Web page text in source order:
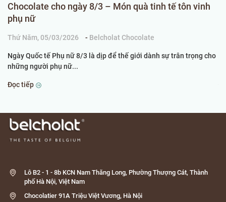
Chocolate cho ngày 8/3 – Món quà tinh tế tôn vinh
phụ nữ
Thứ Năm, 05/03/2026 - Belcholat Chocolate
Ngày Quốc tế Phụ nữ 8/3 là dịp để thế giới dành sự trân trọng cho
những người phụ nữ...
Đọc tiếp
Lô B2 - 1 - 8b KCN Nam Thăng Long, Phường Thượng Cát, Thành
phố Hà Nội, Việt Nam
Chocolatier 91A Triệu Việt Vương, Hà Nội